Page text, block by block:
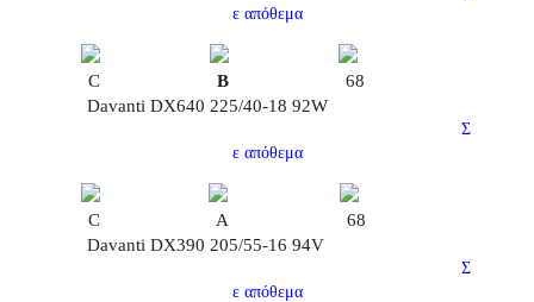
ε απόθεμα
C B
68
Davanti DX640 225/40-18 92W
Σ
ε απόθεμα
C A
68
Davanti DX390 205/55-16 94V
Σ
ε απόθεμα